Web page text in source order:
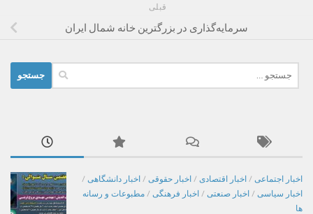
قبلی
سرمایه‌گذاری در بزرگترین خانه شمال ایران
برای:
اخبار اجتماعی / اخبار اقتصادی / اخبار حقوقی / اخبار دانشگاهی /
اخبار سیاسی / اخبار صنعتی / اخبار فرهنگی / مطبوعات و رسانه
ها